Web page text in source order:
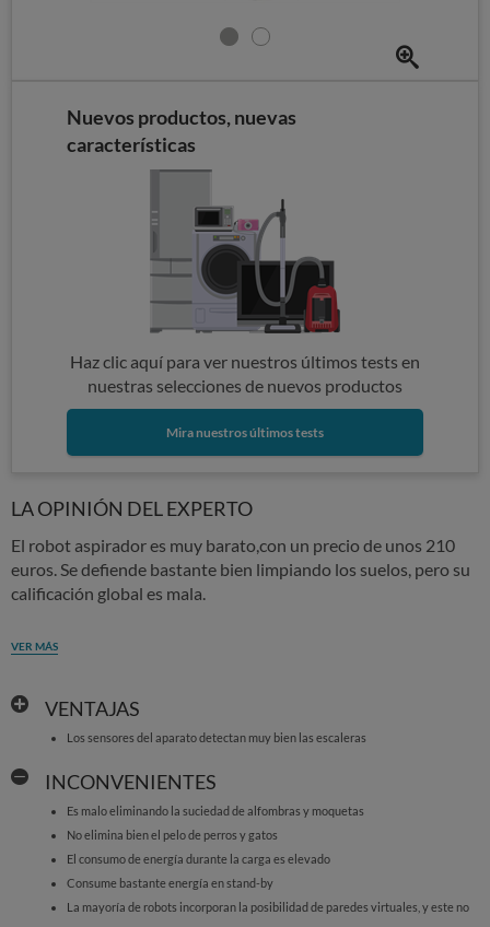
Nuevos productos, nuevas
características
Haz clic aquí para ver nuestros últimos tests en
nuestras selecciones de nuevos productos
Mira nuestros últimos tests
LA OPINIÓN DEL EXPERTO
El robot aspirador es muy barato,con un precio de unos 210
euros. Se defiende bastante bien limpiando los suelos, pero su
calificación global es mala.
VER MÁS
VENTAJAS
Los sensores del aparato detectan muy bien las escaleras
INCONVENIENTES
Es malo eliminando la suciedad de alfombras y moquetas
No elimina bien el pelo de perros y gatos
El consumo de energía durante la carga es elevado
Consume bastante energía en stand-by
La mayoría de robots incorporan la posibilidad de paredes virtuales, y este no